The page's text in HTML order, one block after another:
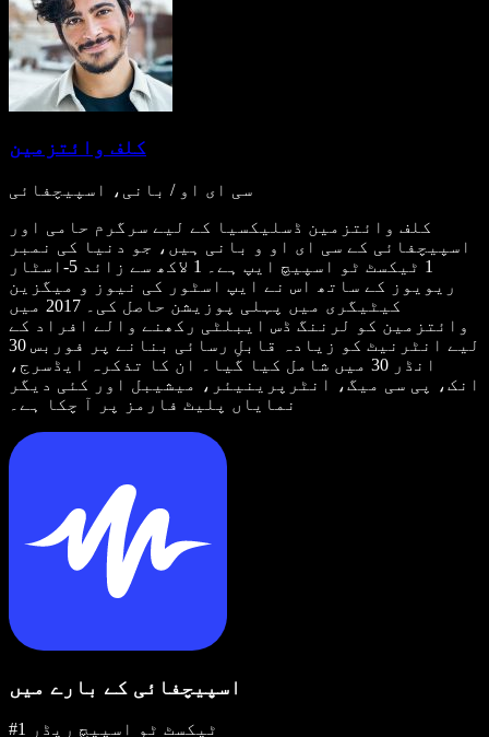
کلف وائتزمین
سی ای او / بانی، اسپیچفائی
کلف وائتزمین ڈسلیکسیا کے لیے سرگرم حامی اور
اسپیچفائی کے سی ای او و بانی ہیں، جو دنیا کی نمبر
1 ٹیکسٹ ٹو اسپیچ ایپ ہے۔ 1 لاکھ سے زائد 5-اسٹار
ریویوز کے ساتھ اس نے ایپ اسٹور کی نیوز و میگزین
کیٹیگری میں پہلی پوزیشن حاصل کی۔ 2017 میں
وائتزمین کو لرننگ ڈس ایبلٹی رکھنے والے افراد کے
لیے انٹرنیٹ کو زیادہ قابلِ رسائی بنانے پر فوربس 30
انڈر 30 میں شامل کیا گیا۔ ان کا تذکرہ ایڈسرج،
انک، پی سی میگ، انٹرپرینیئر، میشیبل اور کئی دیگر
نمایاں پلیٹ فارمز پر آ چکا ہے۔
اسپیچفائی کے بارے میں
#1 ٹیکسٹ ٹو اسپیچ ریڈر